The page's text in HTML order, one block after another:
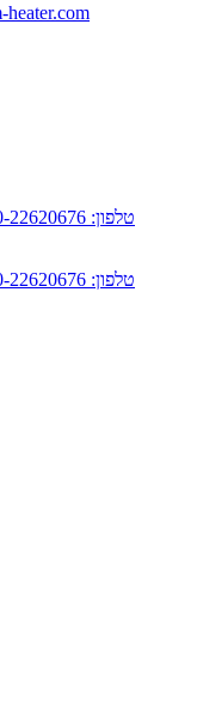
טלפון: 86-760-22620676
טלפון: 86-760-22620676